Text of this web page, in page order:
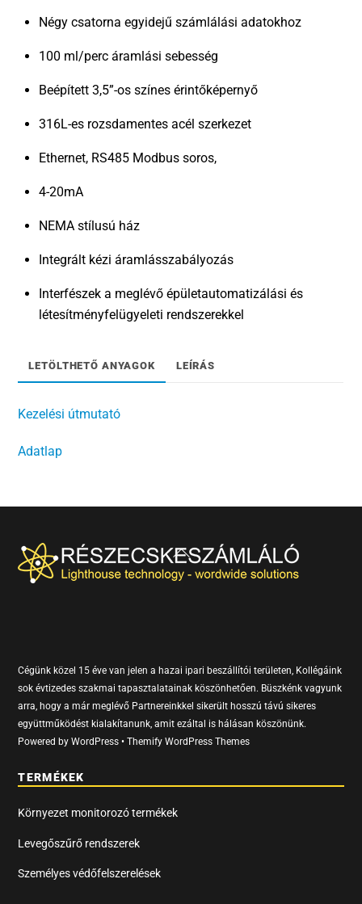
Négy csatorna egyidejű számlálási adatokhoz
100 ml/perc áramlási sebesség
Beépített 3,5”-os színes érintőképernyő
316L-es rozsdamentes acél szerkezet
Ethernet, RS485 Modbus soros,
4-20mA
NEMA stílusú ház
Integrált kézi áramlásszabályozás
Interfészek a meglévő épületautomatizálási és
létesítményfelügyeleti rendszerekkel
LETÖLTHETŐ ANYAGOK LEÍRÁS
Kezelési útmutató
Adatlap
Back
To
Cégünk közel 15 éve van jelen a hazai ipari beszállítói területen, Kollégáink
sok évtizedes szakmai tapasztalatainak köszönhetően. Büszkénk vagyunk
arra, hogy a már meglévő Partnereinkkel sikerült hosszú távú sikeres
együttműködést kialakítanunk, amit ezáltal is hálásan köszönünk.
Powered byWordPress •Themify WordPress Themes
TERMÉKEK
Környezet monitorozó termékek
Levegőszűrő rendszerek
Személyes védőfelszerelések